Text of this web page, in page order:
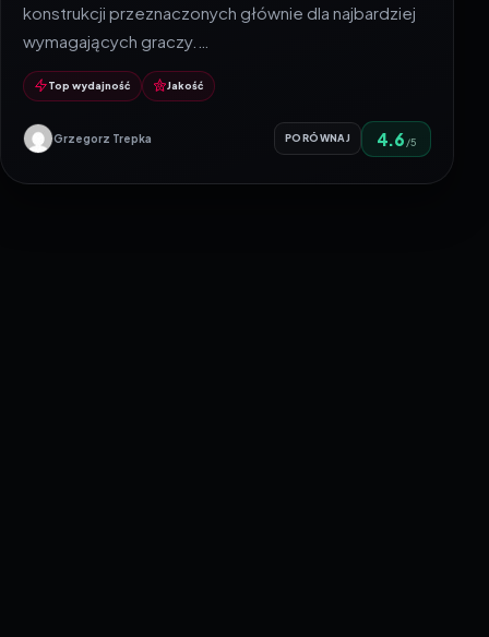
konstrukcji przeznaczonych głównie dla najbardziej
wymagających graczy.…
Top wydajność Jakość
Grzegorz Trepka PORÓWNAJ 4.6 /5